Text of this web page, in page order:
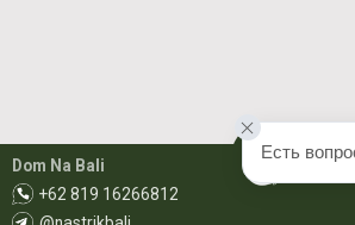
Dom Na Bali
+62 819 16266812
Есть